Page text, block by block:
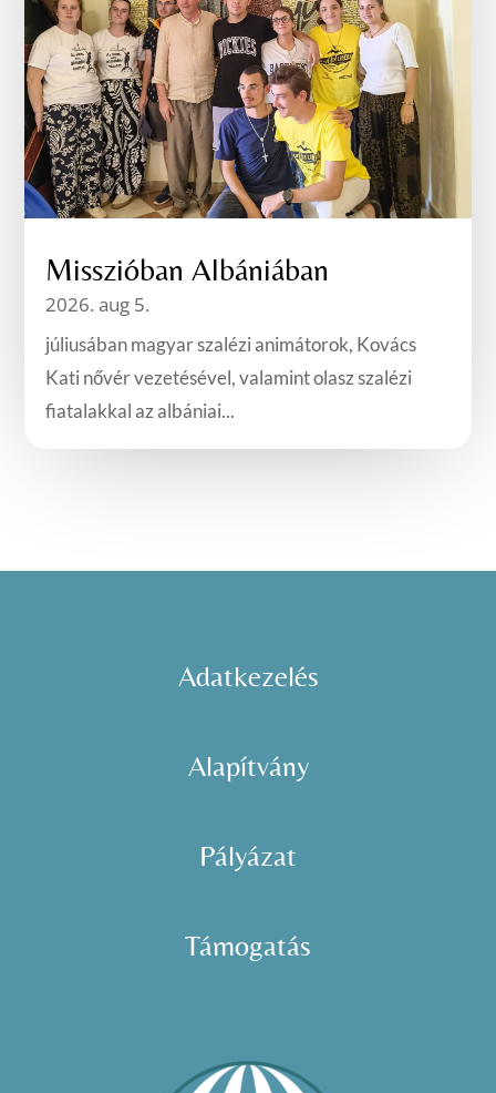
Misszióban Albániában
2026. aug 5.
júliusában magyar szalézi animátorok, Kovács
Kati nővér vezetésével, valamint olasz szalézi
fiatalakkal az albániai...
Adatkezelés
Alapítvány
Pályázat
Támogatás